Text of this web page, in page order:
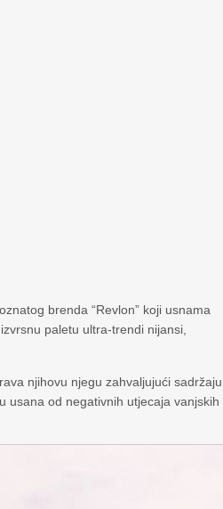
brenda “Revlon” koji usnama
paletu ultra-trendi nijansi,
njihovu njegu zahvaljujući sadržaju
usana od negativnih utjecaja vanjskih